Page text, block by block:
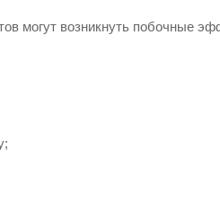
могут возникнуть побочные